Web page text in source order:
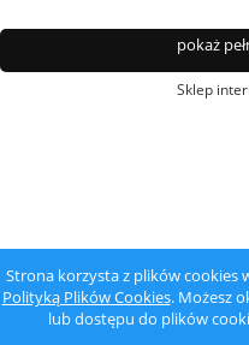
Strona korzysta z plików cookies
Polityką Plików Cookies. Możesz
lub dostępu do plików
pokaż
Sklep